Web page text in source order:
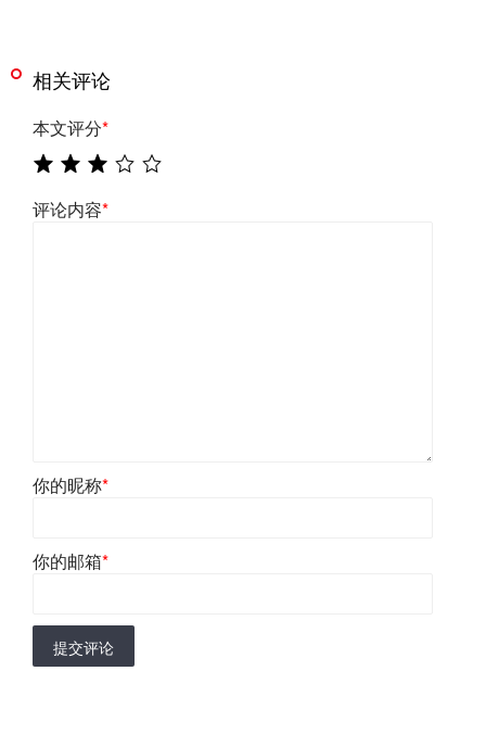
相关评论
本文评分*
评论内容*
你的昵称*
你的邮箱*
提交评论